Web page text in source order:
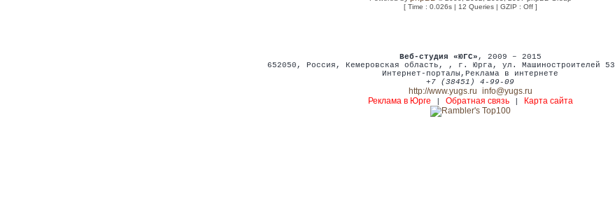
[ Time : 0.026s | 12 Queries | GZIP : Off ]
Веб-студия «ЮГС» , 2009 – 2015
652050 , Россия , Кемеровская область, , г. Юрга, ул. Машиностроителей 53
Интернет-порталы , Реклама в интернете
+7 (38451) 4-99-09
http://www.yugs.ru info@yugs.ru
Реклама в Юрге
Обратная связь| Карта сайта